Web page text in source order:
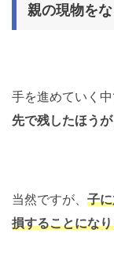
親の現物を
手を進めていく
先で残したほうが
当然ですが、 子
損することにな